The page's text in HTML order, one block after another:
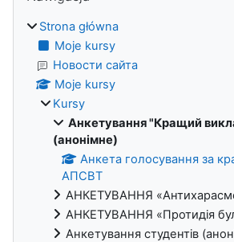
Strona główna
Moje kursy
Новости сайта
Moje kursy
Kursy
Анкетування "Кращий
(анонімне)
Анкета голосування за
АПСВТ
АНКЕТУВАННЯ
АНКЕТУВАННЯ «Протидія
Анкетування студентів